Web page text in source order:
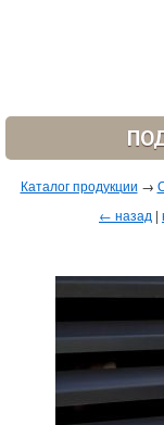
Каталог продукции →
← назад |